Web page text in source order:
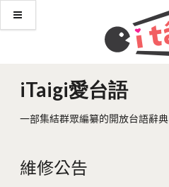
iTaigi愛台語
一部集結群眾編纂的開放台語辭典
維修公告